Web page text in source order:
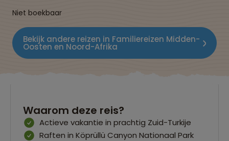
Niet boekbaar
Bekijk andere reizen in Familiereizen Midden-
Oosten en Noord-Afrika
Waarom deze reis?
Actieve vakantie in prachtig Zuid-Turkije
Raften in Köprüllü Canyon Nationaal Park